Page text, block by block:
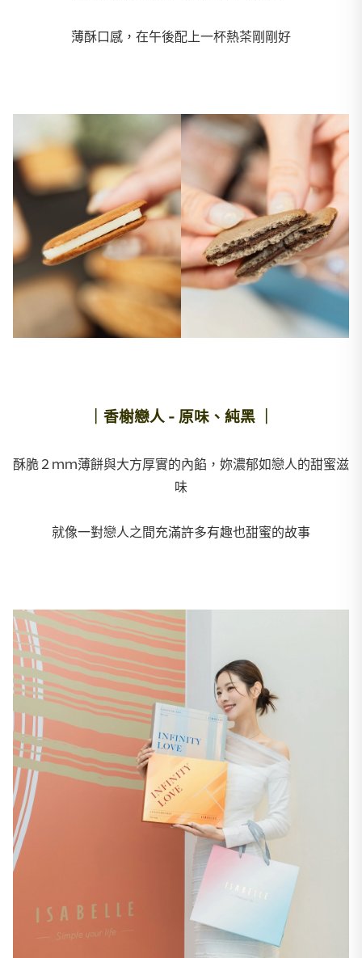
薄酥口感，在午後配上一杯熱茶剛剛好
｜香榭戀人 - 原味、純黑 ｜
酥脆２ｍｍ薄餅與大方厚實的內餡，妳濃郁如戀人的甜蜜滋
味
就像一對戀人之間充滿許多有趣也甜蜜的故事